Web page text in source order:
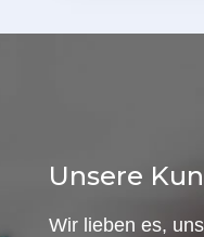
Unsere
Wir lieben es,